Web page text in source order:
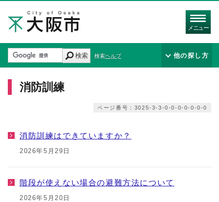
メニュー
検索 検索ヘルプ 他の探し方
消防訓練
ページ番号：3025-3-3-0-0-0-0-0-0-0
消防訓練はできていますか？
2026年5月29日
階段が使えない場合の避難方法について
2026年5月20日